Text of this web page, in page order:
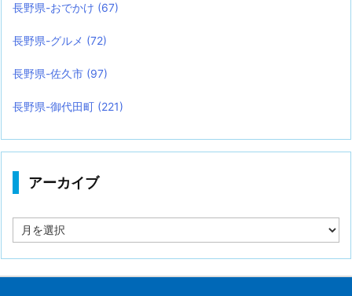
長野県-おでかけ (67)
長野県-グルメ (72)
長野県-佐久市 (97)
長野県-御代田町 (221)
アーカイブ
ー